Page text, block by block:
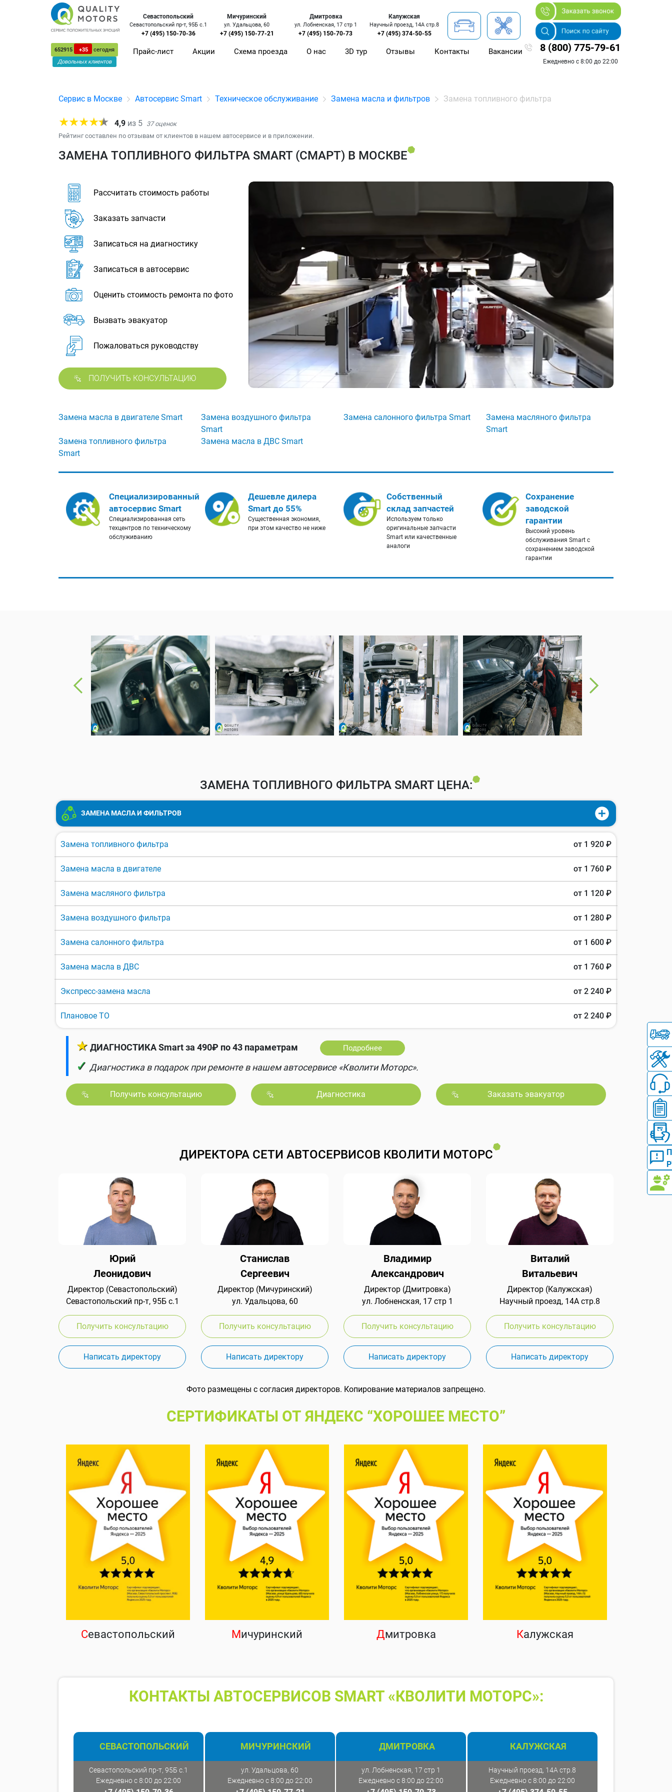
652915 +35
сегодня
Довольных клиентов
Севастопольский
Севастопольский пр-т, 95Б с.1
+7 (495) 150-70-36
Мичуринский
ул. Удальцова, 60
+7 (495) 150-77-21
Дмитровка
ул. Лобненская, 17 стр 1
+7 (495) 150-70-73
Калужская
Научный проезд, 14А стр.8
+7 (495) 374-50-55
Прайс-лист Акции Схема проезда О нас 3D тур Отзывы Контакты Вакансии 8 (800) 775-79-61
Ежедневно с 8:00 до 22:00
Сервис в Москве Автосервис Smart Техническое обслуживание Замена масла и фильтров Замена топливного фильтра
4,9 из 5 37оценок
Рейтинг составлен по отзывам от клиентов в нашем автосервисе и в приложении.
ЗАМЕНА ТОПЛИВНОГО ФИЛЬТРА SMART (СМАРТ) В МОСКВЕ
Рассчитать стоимость работы
Заказать запчасти
Записаться на диагностику
Записаться в автосервис
Оценить стоимость ремонта по фото
Вызвать эвакуатор
Пожаловаться руководству
ПОЛУЧИТЬ КОНСУЛЬТАЦИЮ
Замена масла в двигателе Smart
Замена воздушного фильтра
Smart
Замена салонного фильтра Smart
Замена масляного фильтра
Smart
Замена топливного фильтра
Smart
Замена масла в ДВС Smart
Специализированный
автосервис Smart
Специализированная сеть
техцентров по техническому
обслуживанию
Дешевле дилера
Smart до 55%
Существенная экономия,
при этом качество не ниже
Собственный
склад запчастей
Используем только
оригинальные запчасти
Smart или качественные
аналоги
Сохранение
заводской
гарантии
Высокий уровень
обслуживания Smart с
сохранением заводской
гарантии
ЗАМЕНА ТОПЛИВНОГО ФИЛЬТРА SMART ЦЕНА:
ЗАМЕНА МАСЛА И ФИЛЬТРОВ
Замена топливного фильтра от 1 920 ₽
Замена масла в двигателе от 1 760 ₽
Замена масляного фильтра от 1 120 ₽
Замена воздушного фильтра от 1 280 ₽
Замена салонного фильтра от 1 600 ₽
Замена масла в ДВС от 1 760 ₽
Экспресс-замена масла от 2 240 ₽
Плановое ТО от 2 240 ₽
★ ДИАГНОСТИКА Smart за 490₽ по 43 параметрам Подробнее
✓ Диагностика в подарок при ремонте в нашем автосервисе «Кволити Моторс».
Получить консультацию Диагностика Заказать эвакуатор
ДИРЕКТОРА СЕТИ АВТОСЕРВИСОВ КВОЛИТИ МОТОРС
Юрий
Леонидович
Директор (Севастопольский)
Севастопольский пр-т, 95Б с.1
Получить консультацию
Написать директору
Станислав
Сергеевич
Директор (Мичуринский)
ул. Удальцова, 60
Получить консультацию
Написать директору
Владимир
Александрович
Директор (Дмитровка)
ул. Лобненская, 17 стр 1
Получить консультацию
Написать директору
Виталий
Витальевич
Директор (Калужская)
Научный проезд, 14А стр.8
Получить консультацию
Написать директору
Фото размещены с согласия директоров. Копирование материалов запрещено.
СЕРТИФИКАТЫ ОТ ЯНДЕКС “ХОРОШЕЕ МЕСТО”
Севастопольский Мичуринский Дмитровка Калужская
КОНТАКТЫ АВТОСЕРВИСОВ SMART «КВОЛИТИ МОТОРС»:
СЕВАСТОПОЛЬСКИЙ
Севастопольский пр-т, 95Б с.1
Ежедневно с 8:00 до 22:00
МИЧУРИНСКИЙ
ул. Удальцова, 60
Ежедневно с 8:00 до 22:00
ДМИТРОВКА
ул. Лобненская, 17 стр 1
Ежедневно с 8:00 до 22:00
КАЛУЖСКАЯ
Научный проезд, 14А стр.8
Ежедневно с 8:00 до 22:00